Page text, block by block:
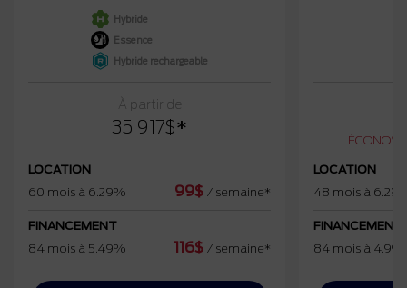
Hybride
Essence
Hybride rechargeable
À partir de
35 917$*
LOCATION
60 mois à 6.29%
99$ / semaine*
FINANCEMENT
84 mois à 5.49%
116$ / semaine*
LOCATION
48 mois à
FINANCEMENT
84 mois à